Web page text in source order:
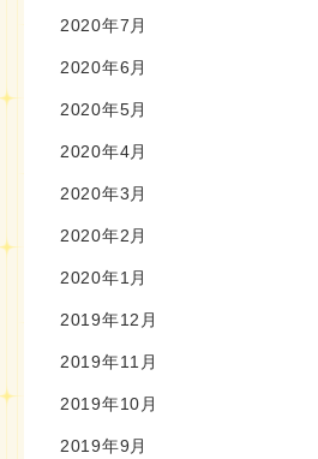
2020年7月
2020年6月
2020年5月
2020年4月
2020年3月
2020年2月
2020年1月
2019年12月
2019年11月
2019年10月
2019年9月